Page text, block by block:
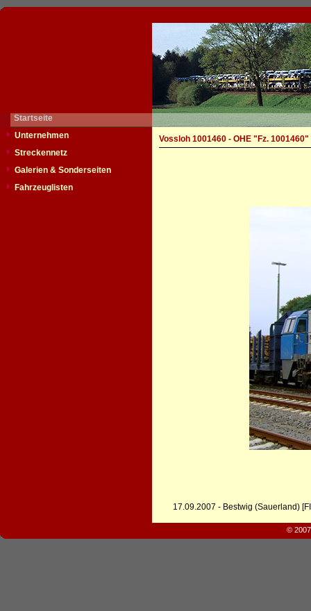
Startseite
Unternehmen
Streckennetz
Galerien & Sonderseiten
Fahrzeuglisten
Vossloh 1001460 - OHE "Fz. 1001460"
17.09.2007 - Bestwig (Sauerland)
©